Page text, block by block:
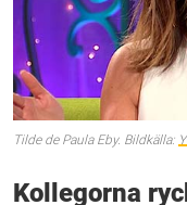
Tilde de Paula Eby. Bildkälla:
Kollegorna